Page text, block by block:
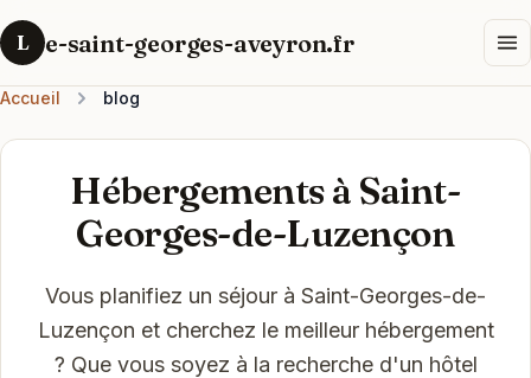
L e-saint-georges-aveyron.fr
Accueil blog
Hébergements à Saint-
Georges-de-Luzençon
Vous planifiez un séjour à Saint-Georges-de-
Luzençon et cherchez le meilleur hébergement
? Que vous soyez à la recherche d'un hôtel